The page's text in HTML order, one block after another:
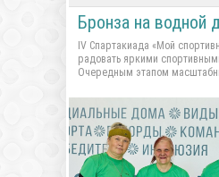
Бронза на водной
IV Спартакиада «Мой
радовать яркими
Очередным этапом